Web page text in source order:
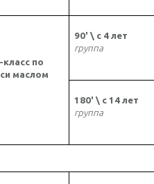
по
маслом
90' \ с 4 лет
группа
180' \ с 14 лет
группа